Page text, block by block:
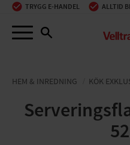
Meny
TRYGG E-HANDEL ALLTID
HEM & INREDNING KÖK